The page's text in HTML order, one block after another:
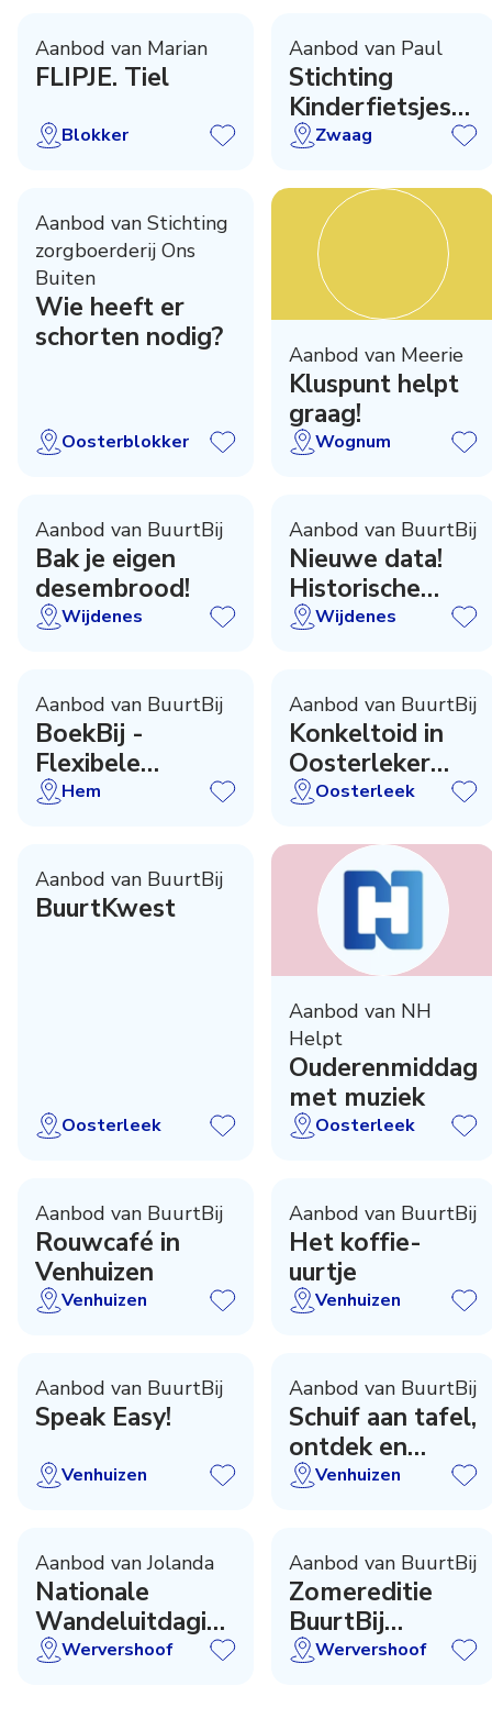
Aanbod van Marian
FLIPJE. Tiel
Blokker
Aanbod van Paul
Stichting
Kinderfietsjes
actieZwaag
Aanbod van Stichting
zorgboerderij Ons
Buiten
Wie heeft er
schorten nodig?
Oosterblokker
Aanbod van Meerie
Kluspunt helpt
graag!
Wognum
Aanbod van BuurtBij
Bak je eigen
desembrood!
Wijdenes
Aanbod van BuurtBij
Nieuwe data!
Historische
wandeling
Wijdenes
Aanbod van BuurtBij
BoekBij -
Flexibele
Leesclub
Hem
Aanbod van BuurtBij
Konkeltoid in
Oosterleker
kerkje
Oosterleek
Aanbod van BuurtBij
BuurtKwest
Oosterleek
Aanbod van NH
Helpt
Ouderenmiddag
met muziek
Oosterleek
Aanbod van BuurtBij
Rouwcafé in
Venhuizen
Venhuizen
Aanbod van BuurtBij
Het koffie-
uurtje
Venhuizen
Aanbod van BuurtBij
Speak Easy!
Venhuizen
Aanbod van BuurtBij
Schuif aan tafel,
ontdek en
ontmoet!
Venhuizen
Aanbod van Jolanda
Nationale
Wandeluitdaging
Wervershoof
Wervershoof
Aanbod van BuurtBij
Zomereditie
BuurtBij
Magazine
Wervershoof